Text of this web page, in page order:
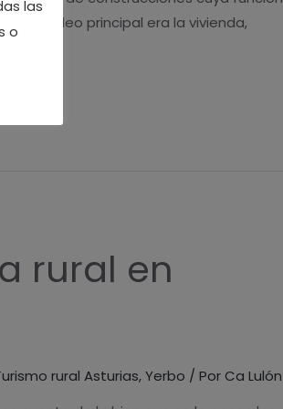
El núcleo principal era la vivienda,
rural en
rural Asturias,Yerbo / Por Ca Lulón
las
o